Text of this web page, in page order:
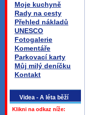
Moje kuchyně
Rady na cesty
Přehled nákladů
UNESCO
Fotogalerie
Komentáře
Parkovací karty
Můj milý deníčku
Kontakt
Videa - A léta běží
Klikni na odkaz níže: